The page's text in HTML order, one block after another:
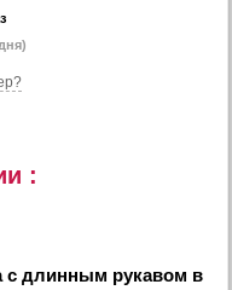
:
с длинным рукавом в